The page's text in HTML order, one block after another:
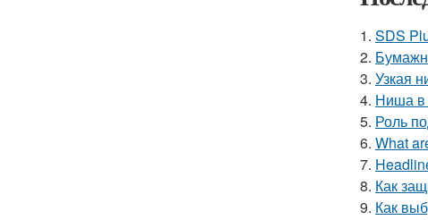
1. SDS
2.
3. Узкая
4. Ниша в
5. Роль
6. What
7.
8. Как
9. Как